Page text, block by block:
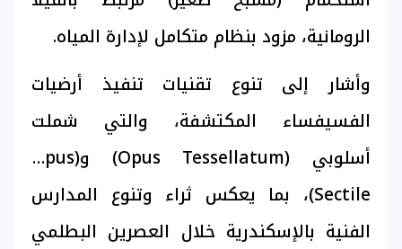
الرومانية، مزود بنظام متكامل لإدارة المياه.
وأشار إلى تنوع تقنيات تنفيذ أرضيات
الفسيفساء المكتشفة، والتي شملت
أسلوبي (Opus Tessellatum) و(Opus
Sectile)، بما يعكس ثراء وتنوع المدارس
الفنية بالإسكندرية خلال العصرين البطلمي